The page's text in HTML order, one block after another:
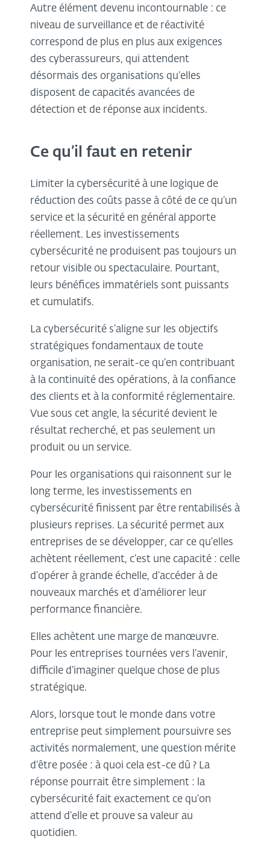
Autre élément devenu incontournable : ce
niveau de surveillance et de réactivité
correspond de plus en plus aux exigences
des cyberassureurs, qui attendent
désormais des organisations qu’elles
disposent de capacités avancées de
détection et de réponse aux incidents.
Ce qu’il faut en retenir
Limiter la cybersécurité à une logique de
réduction des coûts passe à côté de ce qu’un
service et la sécurité en général apporte
réellement. Les investissements
cybersécurité ne produisent pas toujours un
retour visible ou spectaculaire. Pourtant,
leurs bénéfices immatériels sont puissants
et cumulatifs.
La cybersécurité s’aligne sur les objectifs
stratégiques fondamentaux de toute
organisation, ne serait-ce qu’en contribuant
à la continuité des opérations, à la confiance
des clients et à la conformité réglementaire.
Vue sous cet angle, la sécurité devient le
résultat recherché, et pas seulement un
produit ou un service.
Pour les organisations qui raisonnent sur le
long terme, les investissements en
cybersécurité finissent par être rentabilisés à
plusieurs reprises. La sécurité permet aux
entreprises de se développer, car ce qu’elles
achètent réellement, c’est une capacité : celle
d’opérer à grande échelle, d’accéder à de
nouveaux marchés et d’améliorer leur
performance financière.
Elles achètent une marge de manœuvre.
Pour les entreprises tournées vers l’avenir,
difficile d’imaginer quelque chose de plus
stratégique.
Alors, lorsque tout le monde dans votre
entreprise peut simplement poursuivre ses
activités normalement, une question mérite
d’être posée : à quoi cela est-ce dû ? La
réponse pourrait être simplement : la
cybersécurité fait exactement ce qu’on
attend d’elle et prouve sa valeur au
quotidien.